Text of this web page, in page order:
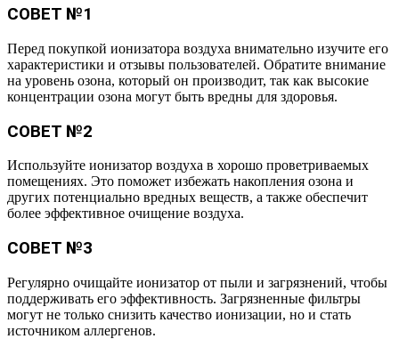
СОВЕТ №1
Перед покупкой ионизатора воздуха внимательно изучите его
характеристики и отзывы пользователей. Обратите внимание
на уровень озона, который он производит, так как высокие
концентрации озона могут быть вредны для здоровья.
СОВЕТ №2
Используйте ионизатор воздуха в хорошо проветриваемых
помещениях. Это поможет избежать накопления озона и
других потенциально вредных веществ, а также обеспечит
более эффективное очищение воздуха.
СОВЕТ №3
Регулярно очищайте ионизатор от пыли и загрязнений, чтобы
поддерживать его эффективность. Загрязненные фильтры
могут не только снизить качество ионизации, но и стать
источником аллергенов.